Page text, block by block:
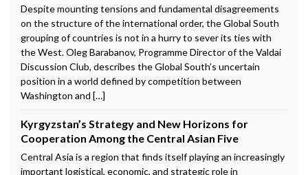
Despite mounting tensions and fundamental disagreements
on the structure of the international order, the Global South
grouping of countries is not in a hurry to sever its ties with
the West. Oleg Barabanov, Programme Director of the Valdai
Discussion Club, describes the Global South’s uncertain
position in a world defined by competition between
Washington and […]
Kyrgyzstan’s Strategy and New Horizons for
Cooperation Among the Central Asian Five
Central Asia is a region that finds itself playing an increasingly
important logistical, economic, and strategic role in